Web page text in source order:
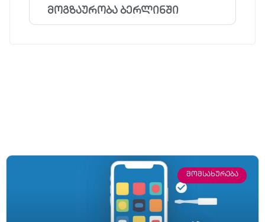
მოგზაურობა ბერლინში
ᲛᲝᲛᲡᲐᲮᲣᲠᲔᲑᲐ